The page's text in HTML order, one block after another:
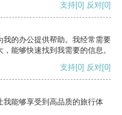
支持[0] 反对[0]
的办公提供帮助。我经常需要
能够快速找到我需要的信息。
支持[0] 反对[0]
我能够享受到高品质的旅行体